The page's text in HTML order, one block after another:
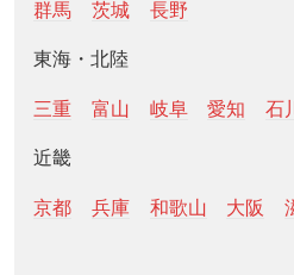
群馬
茨城 長野
東海・北陸
三重 富山 岐阜 愛知 石
近畿
京都 兵庫 和歌山 大阪